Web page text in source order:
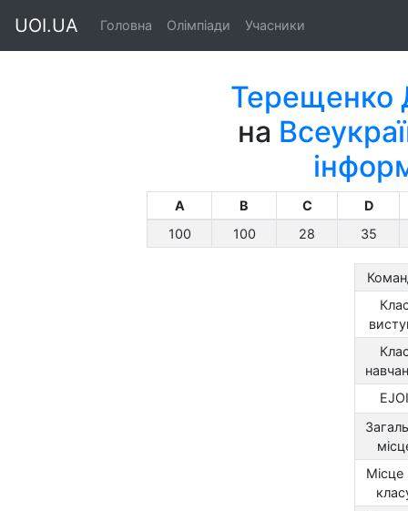
UOI.UA Головна Олімпіади Учасники
Терещенко
на
A B C
D
100
100 28 35
EJOI
Місце